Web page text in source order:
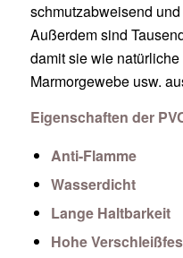
schmutzabweisend
Außerdem sind
damit sie wie
Marmorgewebe usw.
Eigenschaften der
Anti-Flamme
Wasserdicht
Lange Haltbarkeit
Hohe